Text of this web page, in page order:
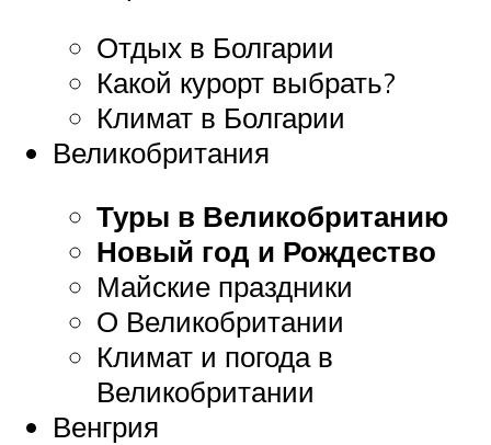
Отдых в Болгарии
Какой курорт выбрать?
Климат в Болгарии
Великобритания
Туры в Великобританию
Новый год и Рождество
Майские праздники
О Великобритании
Климат и погода в
Великобритании
Венгрия